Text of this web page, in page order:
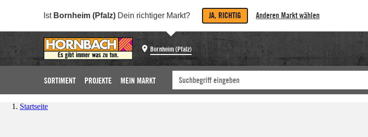
Ist Bornheim (Pfalz) Dein richtiger Markt? JA, RICHTIG Anderen Markt wählen
Bornheim (Pfalz)
SORTIMENT PROJEKTE MEIN MARKT
Startseite